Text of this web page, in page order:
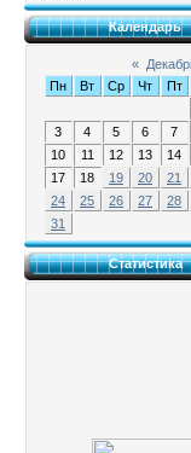
Календарь
«
Пн
Вт Ср Чт Пт
3
4 5 6 7
10
11 12 13 14
17
18 19 20 21
24
25 26 27 28
31
Статистика